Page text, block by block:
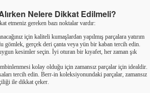
Nelere Dikkat Edilmeli?
etmeniz gereken bazı noktalar vardır:
için kaliteli kumaşlardan yapılmış parçalara yatırım
gömlek, gerçek deri çanta veya yün bir kaban tercih edin.
kesimler seçin. İyi oturan bir kıyafet, her zaman şık
kolay olduğu için zamansız parçalar için idealdir.
tercih edin. Berr-in koleksiyonundaki parçalar, zamansız
ile dikkat çeker.